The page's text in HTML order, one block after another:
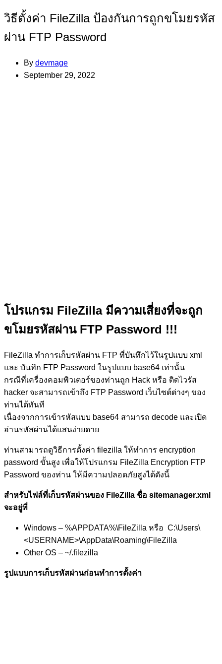
วิธีตั้งค่า FileZilla ป้องกันการถูกขโมยรหัส
ผ่าน FTP Password
By devmage
September 29, 2022
โปรแกรม FileZilla มีความเสี่ยงที่จะถูก
ขโมยรหัสผ่าน FTP Password !!!
FileZilla ทำการเก็บรหัสผ่าน FTP ที่บันทึกไว้ในรูปแบบ xml
และ บันทึก FTP Password ในรูปแบบ base64 เท่านั้น
กรณีที่เครื่องคอมพิวเตอร์ของท่านถูก Hack หรือ ติดไวรัส
hacker จะสามารถเข้าถึง FTP Password เว็บไซต์ต่างๆ ของ
ท่านได้ทันที
เนื่องจากการเข้ารหัสแบบ base64 สามารถ decode และเปิด
อ่านรหัสผ่านได้แสนง่ายดาย
ท่านสามารถดูวิธีการตั้งค่า filezilla ให้ทำการ encryption
password ขั้นสูง เพื่อให้โปรแกรม FileZilla Encryption FTP
Password ของท่าน ให้มีความปลอดภัยสูงได้ดังนี้
สำหรับไฟล์ที่เก็บรหัสผ่านของ FileZilla ชื่อ sitemanager.xml
จะอยู่ที่
Windows – %APPDATA%\FileZilla หรือ C:\Users\
<USERNAME>\AppData\Roaming\FileZilla
Other OS – ~/.filezilla
รูปแบบการเก็บรหัสผ่านก่อนทำการตั้งค่า